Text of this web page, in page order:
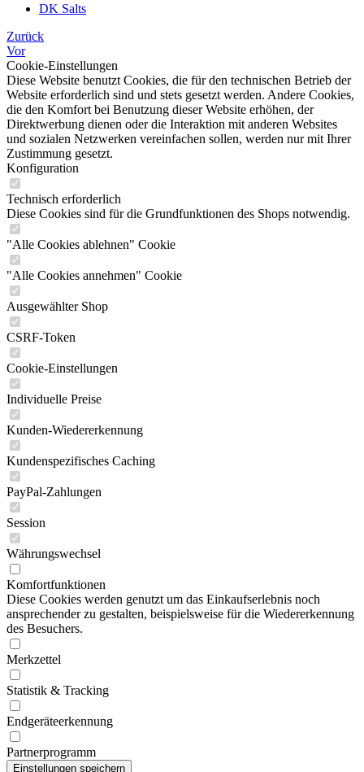
DK Salts
Zurück
Vor
Cookie-Einstellungen
Diese Website benutzt Cookies, die für den technischen Betrieb der
Website erforderlich sind und stets gesetzt werden. Andere Cookies,
die den Komfort bei Benutzung dieser Website erhöhen, der
Direktwerbung dienen oder die Interaktion mit anderen Websites
und sozialen Netzwerken vereinfachen sollen, werden nur mit Ihrer
Zustimmung gesetzt.
Konfiguration
Technisch erforderlich
Diese Cookies sind für die Grundfunktionen des Shops notwendig.
"Alle Cookies ablehnen" Cookie
"Alle Cookies annehmen" Cookie
Ausgewählter Shop
CSRF-Token
Cookie-Einstellungen
Individuelle Preise
Kunden-Wiedererkennung
Kundenspezifisches Caching
PayPal-Zahlungen
Session
Währungswechsel
Komfortfunktionen
Diese Cookies werden genutzt um das Einkaufserlebnis noch
ansprechender zu gestalten, beispielsweise für die Wiedererkennung
des Besuchers.
Merkzettel
Statistik & Tracking
Endgeräteerkennung
Partnerprogramm